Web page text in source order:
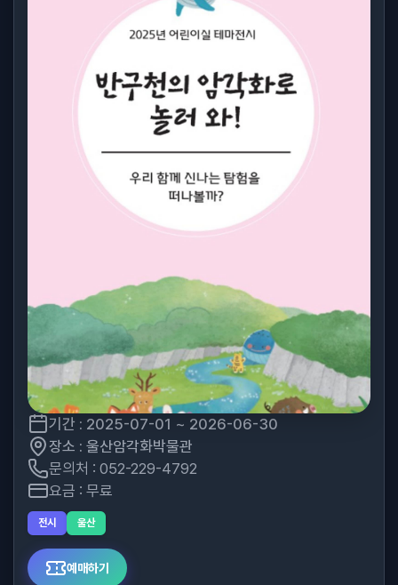
기간 : 2025-07-01 ~ 2026-06-30
장소 : 울산암각화박물관
문의처 : 052-229-4792
요금 : 무료
전시 울산
예매하기